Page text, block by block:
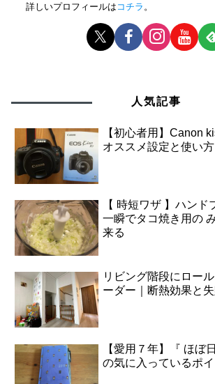
詳しいプロフィールは コチラ 。
人気記事
【初心者用】Canon
オススメ設定と使い方
【 時短ワザ 】ハンド
一瞬でタコ焼き用の
来る
リビング階段にロー
ーダー｜断熱効果と
【愛用７年】『 ほぼ
の気に入っているポ